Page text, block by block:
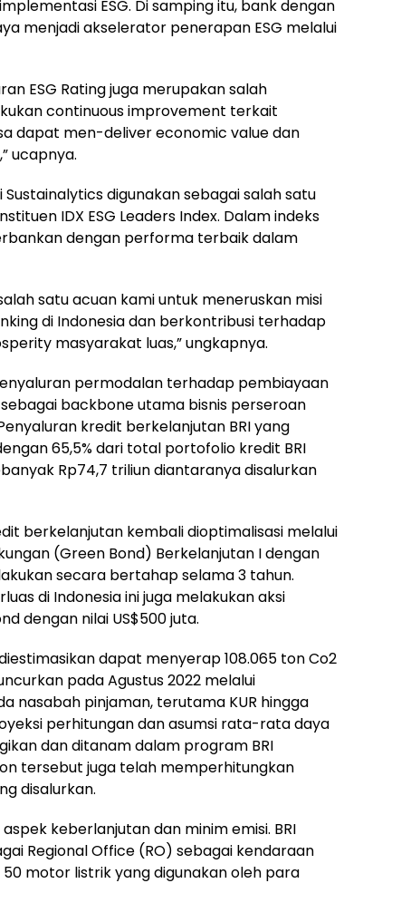
ESG. Di samping itu, bank dengan
menjadi akselerator penerapan ESG melalui
ESG Rating juga merupakan salah
continuous improvement terkait
dapat men-deliver economic value dan
ucapnya.
Sustainalytics digunakan sebagai salah satu
IDX ESG Leaders Index. Dalam indeks
dengan performa terbaik dalam
satu acuan kami untuk meneruskan misi
di Indonesia dan berkontribusi terhadap
masyarakat luas,” ungkapnya.
permodalan terhadap pembiayaan
backbone utama bisnis perseroan
kredit berkelanjutan BRI yang
65,5% dari total portofolio kredit BRI
Rp74,7 triliun diantaranya disalurkan
berkelanjutan kembali dioptimalisasi melalui
(Green Bond) Berkelanjutan I dengan
secara bertahap selama 3 tahun.
di Indonesia ini juga melakukan aksi
dengan nilai US$500 juta.
dapat menyerap 108.065 ton Co2
pada Agustus 2022 melalui
nasabah pinjaman, terutama KUR hingga
perhitungan dan asumsi rata-rata daya
dan ditanam dalam program BRI
tersebut juga telah memperhitungkan
disalurkan.
keberlanjutan dan minim emisi. BRI
Regional Office (RO) sebagai kendaraan
motor listrik yang digunakan oleh para